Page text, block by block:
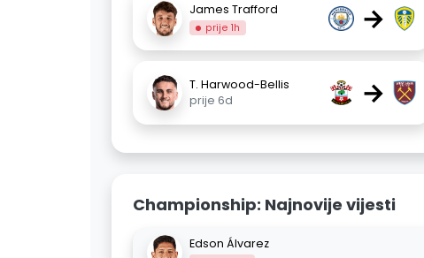
James Trafford
prije 1h →
T. Harwood-Bellis
prije 6d
→
Championship: Najnovije vijesti
Edson Álvarez